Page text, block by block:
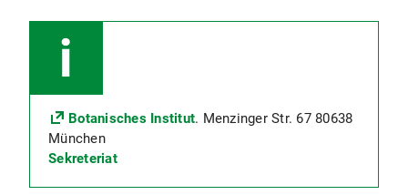
Botanisches Institut. Menzinger Str. 67 80638
München
Sekreteriat